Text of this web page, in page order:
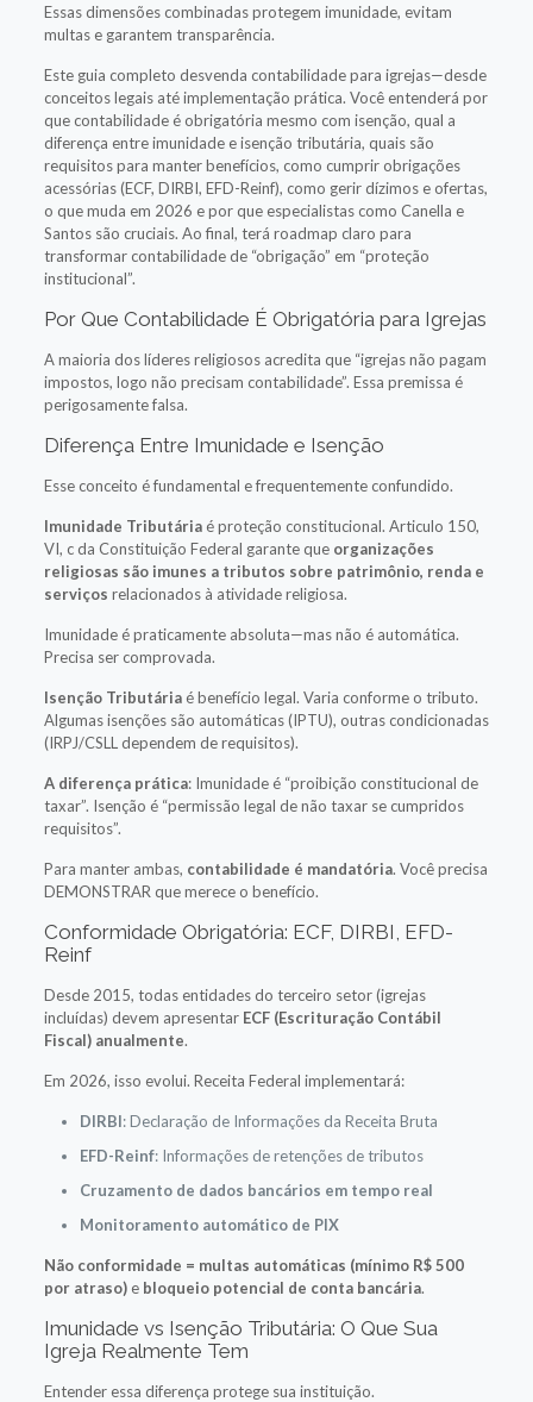
Essas dimensões combinadas protegem imunidade, evitam
multas e garantem transparência.
Este guia completo desvenda contabilidade para igrejas—desde
conceitos legais até implementação prática. Você entenderá por
que contabilidade é obrigatória mesmo com isenção, qual a
diferença entre imunidade e isenção tributária, quais são
requisitos para manter benefícios, como cumprir obrigações
acessórias (ECF, DIRBI, EFD-Reinf), como gerir dízimos e ofertas,
o que muda em 2026 e por que especialistas como Canella e
Santos são cruciais. Ao final, terá roadmap claro para
transformar contabilidade de “obrigação” em “proteção
institucional”.
Por Que Contabilidade É Obrigatória para Igrejas
A maioria dos líderes religiosos acredita que “igrejas não pagam
impostos, logo não precisam contabilidade”. Essa premissa é
perigosamente falsa.
Diferença Entre Imunidade e Isenção
Esse conceito é fundamental e frequentemente confundido.
Imunidade Tributáriaé proteção constitucional. Articulo 150,
VI, c da Constituição Federal garante que organizações
religiosas são imunes a tributos sobre patrimônio, renda e
serviços relacionados à atividade religiosa.
Imunidade é praticamente absoluta—mas não é automática.
Precisa ser comprovada.
Isenção Tributáriaé benefício legal. Varia conforme o tributo.
Algumas isenções são automáticas (IPTU), outras condicionadas
(IRPJ/CSLL dependem de requisitos).
A diferença prática: Imunidade é “proibição constitucional de
taxar”. Isenção é “permissão legal de não taxar se cumpridos
requisitos”.
Para manter ambas, contabilidade é mandatória. Você precisa
DEMONSTRAR que merece o benefício.
Conformidade Obrigatória: ECF, DIRBI, EFD-
Reinf
Desde 2015, todas entidades do terceiro setor (igrejas
incluídas) devem apresentar ECF (Escrituração Contábil
Fiscal) anualmente.
Em 2026, isso evolui. Receita Federal implementará:
DIRBI: Declaração de Informações da Receita Bruta
EFD-Reinf: Informações de retenções de tributos
Cruzamento de dados bancários em tempo real
Monitoramento automático de PIX
Não conformidade = multas automáticas (mínimo R$ 500
por atraso)e bloqueio potencial de conta bancária.
Imunidade vs Isenção Tributária: O Que Sua
Igreja Realmente Tem
Entender essa diferença protege sua instituição.